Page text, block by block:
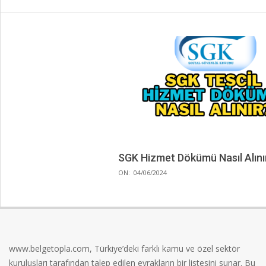
SGK Hizmet Dökümü Nasıl
2024-
ON: 04/06/2024
www.belgetopla.com, Türkiye’deki farklı kamu ve özel sektör
kuruluşları tarafından talep edilen evrakların bir listesini sunar. Bu